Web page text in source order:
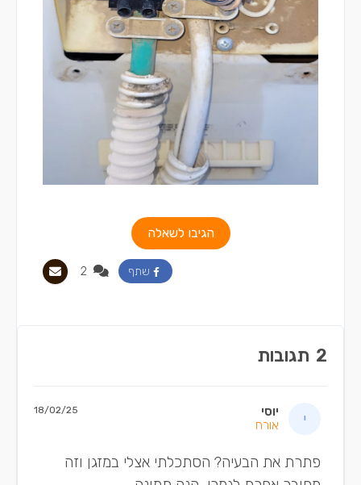
הגיבו לשאלה
שתף
2 תגובות
יוסי
אורח
18/02/25
פתרת את הבעיה? הסתכלתי אצלי במזגן וזה